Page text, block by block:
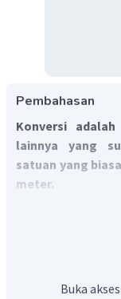
Pembahasan
Konversi
lainnya yang
satuan yang
meter.
Buka